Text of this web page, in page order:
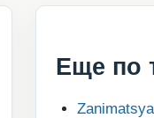
Еще по